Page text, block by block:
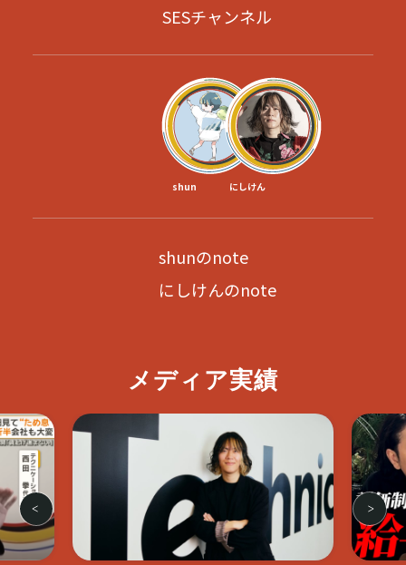
SESチャンネル
shun にしけん
shunのnote
にしけんのnote
メディア実績